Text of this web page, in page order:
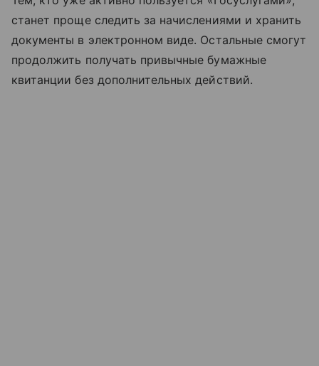
станет проще следить за начислениями и хранить
документы в электронном виде. Остальные смогут
продолжить получать привычные бумажные
квитанции без дополнительных действий.